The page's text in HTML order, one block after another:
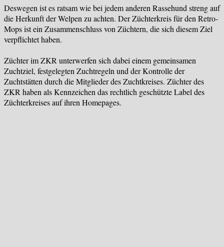
Deswegen ist es ratsam wie bei jedem anderen Rassehund streng auf
die Herkunft der Welpen zu achten. Der Züchterkreis für den Retro-
Mops ist ein Zusammenschluss von Züchtern, die sich diesem Ziel
verpflichtet haben.
Züchter im ZKR unterwerfen sich dabei einem gemeinsamen
Zuchtziel, festgelegten Zuchtregeln und der Kontrolle der
Zuchtstätten durch die Mitglieder des Zuchtkreises. Züchter des
ZKR haben als Kennzeichen das rechtlich geschützte Label des
Züchterkreises auf ihren Homepages.